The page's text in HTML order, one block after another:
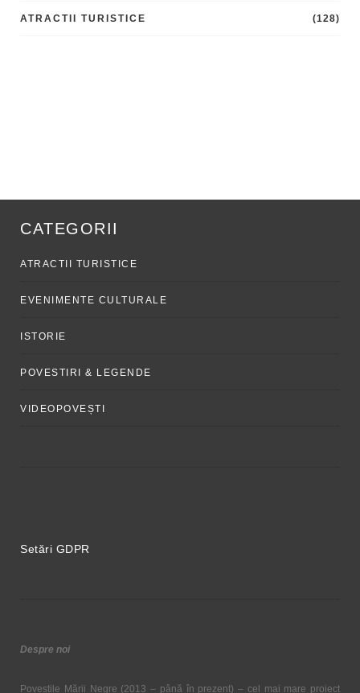
ATRACTII TURISTICE (128)
CATEGORII
ATRACTII TURISTICE
EVENIMENTE CULTURALE
ISTORIE
POVESTIRI & LEGENDE
VIDEOPOVEȘTI
Setări GDPR
Despre noi
Poveștile Mării Negre (2013 – până în prezent) – cel mai mare proiect